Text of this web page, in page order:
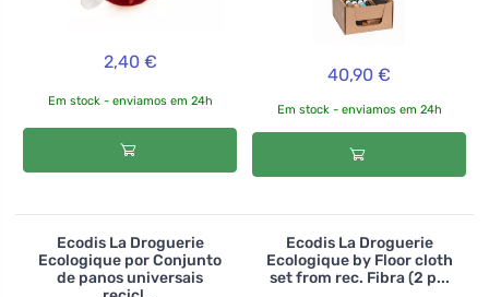
2,40 €
Em stock - enviamos em 24h
40,90 €
Em stock - enviamos em 24h
Ecodis La Droguerie
Ecologique por Conjunto
de panos universais
Ecodis La Droguerie
Ecologique by Floor cloth
set from rec. Fibra (2 p...